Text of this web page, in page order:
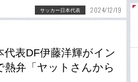
サッカー日本代表 2024/12/19
代表DF伊藤洋輝がイン
弁「ヤットさんから